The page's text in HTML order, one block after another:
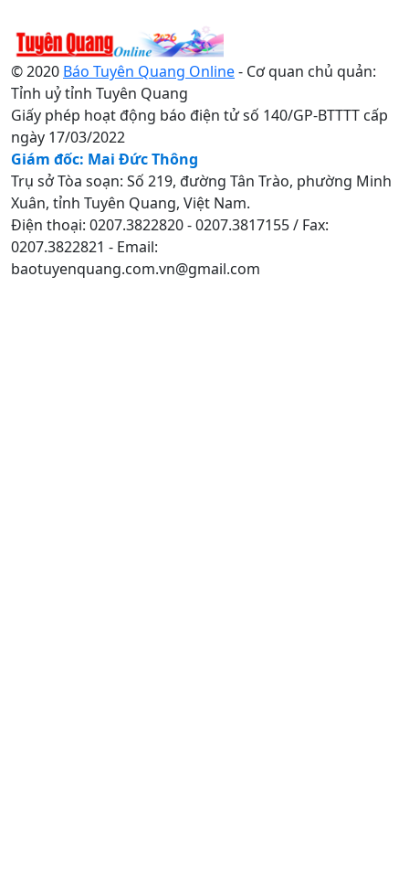
© 2020 Báo Tuyên Quang Online- Cơ quan chủ quản:
Tỉnh uỷ tỉnh Tuyên Quang
Giấy phép hoạt động báo điện tử số 140/GP-BTTTT cấp
ngày 17/03/2022
Giám đốc: Mai Đức Thông
Trụ sở Tòa soạn: Số 219, đường Tân Trào, phường Minh
Xuân, tỉnh Tuyên Quang, Việt Nam.
Điện thoại: 0207.3822820 - 0207.3817155 / Fax:
0207.3822821 - Email:
baotuyenquang.com.vn@gmail.com